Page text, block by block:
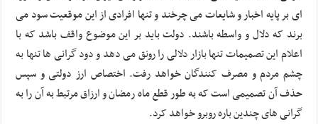
ای بر پایه اخبار و شایعات می چرخند و تنها افرادی از این موقعیت سود می
برند که دلال و واسطه باشند. دولت باید بر این موضوع واقف باشد که با
اعلام این تصمیمات تنها بازار دلالی را رونق می دهد و دود گرانی ها تنها به
چشم مردم و مصرف کنندگان خواهد رفت. اختصاص ارز دولتی و سپس
حذف آن تصمیمی است که به طور قطع ماه رمضان و ارزاق مرتبط به آن را به
گرانی های چندین باره روبرو خواهد کرد.